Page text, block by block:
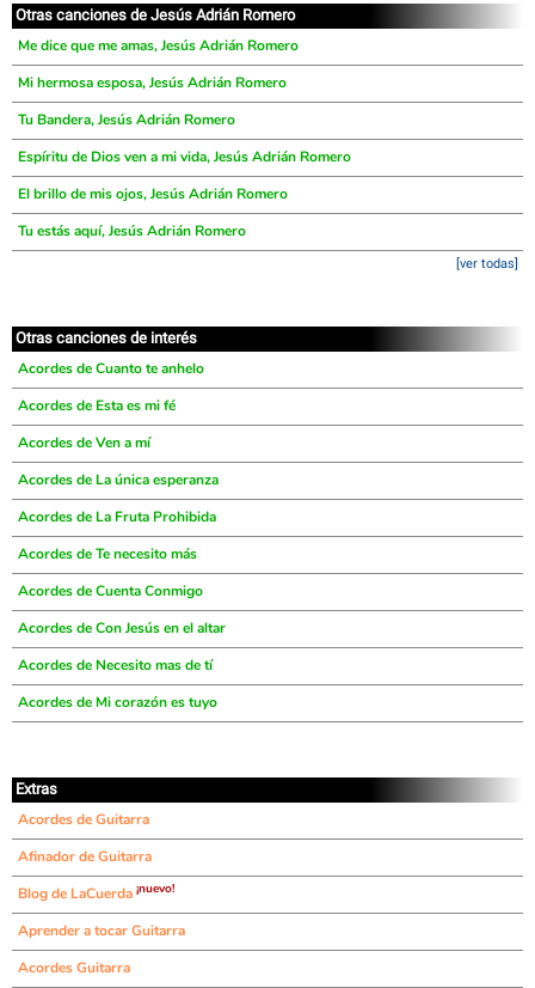
Otras canciones de Jesús Adrián Romero
Me dice que me amas, Jesús Adrián Romero
Mi hermosa esposa, Jesús Adrián Romero
Tu Bandera, Jesús Adrián Romero
Espíritu de Dios ven a mi vida, Jesús Adrián Romero
El brillo de mis ojos, Jesús Adrián Romero
Tu estás aquí, Jesús Adrián Romero
[ver todas]
Otras canciones de interés
Acordes de Cuanto te anhelo
Acordes de Esta es mi fé
Acordes de Ven a mí
Acordes de La única esperanza
Acordes de La Fruta Prohibida
Acordes de Te necesito más
Acordes de Cuenta Conmigo
Acordes de Con Jesús en el altar
Acordes de Necesito mas de tí
Acordes de Mi corazón es tuyo
Extras
Acordes de Guitarra
Afinador de Guitarra
Blog de LaCuerda ¡nuevo!
Aprender a tocar Guitarra
Acordes Guitarra